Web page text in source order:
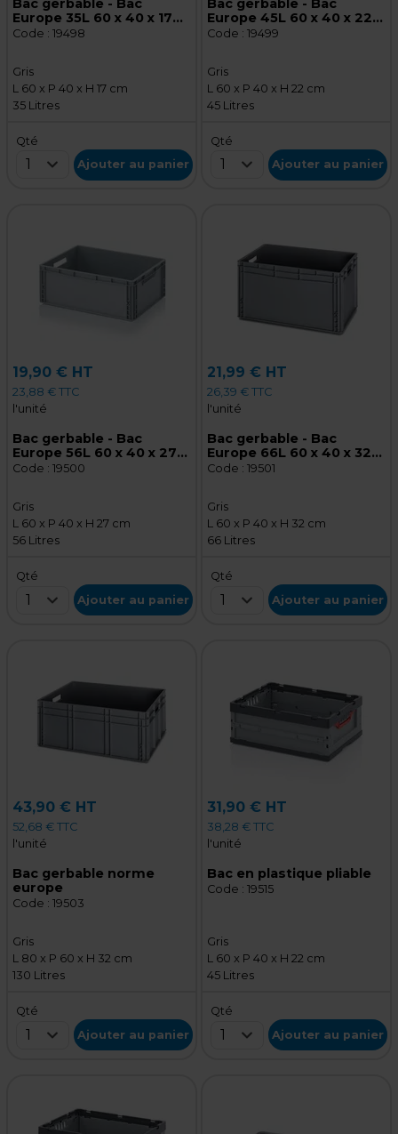
Bac gerbable - Bac
Europe 35L 60 x 40 x 17
cm parois pleines
Code : 19498
Gris
L 60 x P 40 x H 17 cm
35 Litres
Qté
1 Ajouter au panier
Bac gerbable - Bac
Europe 45L 60 x 40 x 22
cm parois pleines
Code : 19499
Gris
L 60 x P 40 x H 22 cm
45 Litres
Qté
1 Ajouter au panier
19,90 € HT
23,88 € TTC
l'unité
Bac gerbable - Bac
Europe 56L 60 x 40 x 27
cm parois pleines
Code : 19500
Gris
L 60 x P 40 x H 27 cm
56 Litres
Qté
1 Ajouter au panier
21,99 € HT
26,39 € TTC
l'unité
Bac gerbable - Bac
Europe 66L 60 x 40 x 32
cm parois pleines
Code : 19501
Gris
L 60 x P 40 x H 32 cm
66 Litres
Qté
1 Ajouter au panier
43,90 € HT
52,68 € TTC
l'unité
Bac gerbable norme
europe
Code : 19503
Gris
L 80 x P 60 x H 32 cm
130 Litres
Qté
1 Ajouter au panier
31,90 € HT
38,28 € TTC
l'unité
Bac en plastique pliable
Code : 19515
Gris
L 60 x P 40 x H 22 cm
45 Litres
Qté
1 Ajouter au panier